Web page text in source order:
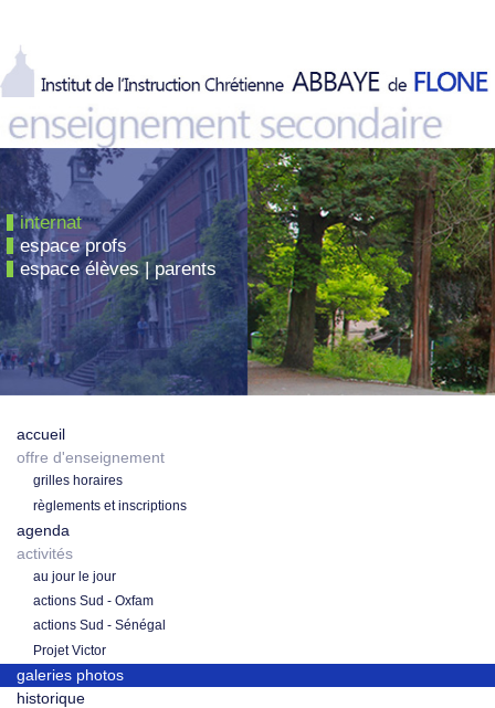
internat
espace profs
espace élèves | parents
accueil
offre d'enseignement
grilles horaires
règlements et inscriptions
agenda
activités
au jour le jour
actions Sud - Oxfam
actions Sud - Sénégal
Projet Victor
galeries photos
historique